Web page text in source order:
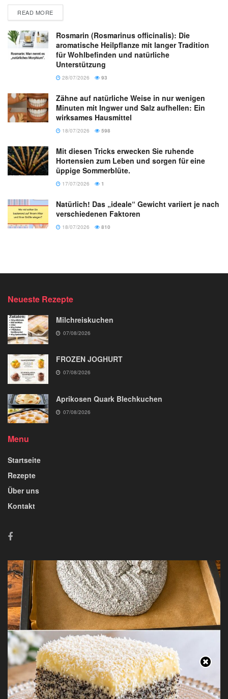
READ MORE
Rosmarin (Rosmarinus officinalis): Die
aromatische Heilpflanze mit langer Tradition
für Wohlbefinden und natürliche
Unterstützung
28/07/2026 93
Zähne auf natürliche Weise in nur wenigen
Minuten mit Ingwer und Salz aufhellen: Ein
wirksames Hausmittel
18/07/2026 598
Mit diesen Tricks erwecken Sie ruhende
Hortensien zum Leben und sorgen für eine
üppige Sommerblüte.
17/07/2026 1
Natürlich! Das „ideale“ Gewicht variiert je nach
verschiedenen Faktoren
18/07/2026 810
Neueste Rezepte
Milchreiskuchen
07/08/2026
FROZEN JOGHURT
07/08/2026
Aprikosen Quark Blechkuchen
07/08/2026
Menu
Startseite
Rezepte
Über uns
Kontakt